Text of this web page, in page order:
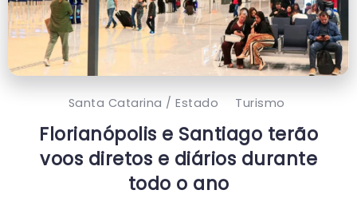
Santa Catarina / Estado Turismo
Florianópolis e Santiago terão
voos diretos e diários durante
todo o ano